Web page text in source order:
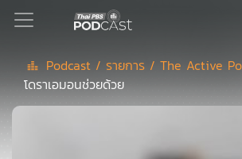
Podcast
Podcast / รายการ /The Active
โดราเอมอนช่วยด้วย